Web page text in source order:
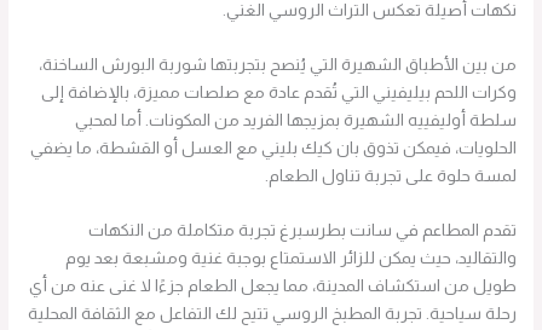
نكهات أصيلة تعكس التراث الروسي الغني.
من بين الأطباق الشهيرة التي يُنصح بتجربتها شوربة البورش الساخنة،
وكرات اللحم بيليفيني التي تُقدم عادة مع صلصات مميزة، بالإضافة إلى
سلطة أوليفييه الشهيرة بمزيجها الفريد من المكونات. أما لمحبي
الحلويات، فيمكن تذوق بان كيك بليني مع العسل أو القشطة، ما يضفي
لمسة حلوة على تجربة تناول الطعام.
تقدم المطاعم في سانت بطرسبرغ تجربة متكاملة من النكهات
والتقاليد، حيث يمكن للزائر الاستمتاع بوجبة غنية ومشبعة بعد يوم
طويل من استكشاف المدينة، مما يجعل الطعام جزءًا لا غنى عنه من أي
رحلة سياحية. تجربة المطبخ الروسي تتيح لك التفاعل مع الثقافة المحلية